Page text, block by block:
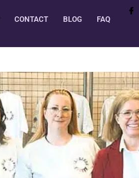
CONTACT BLOG FAQ